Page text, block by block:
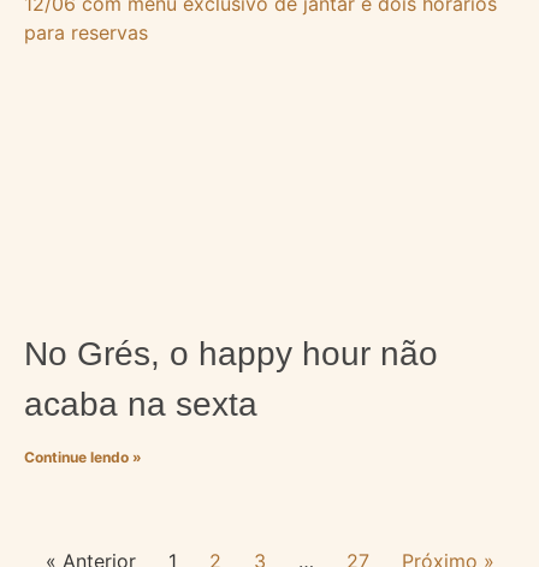
No Grés, o happy hour não
acaba na sexta
Continue lendo »
« Anterior 1 2 3 … 27 Próximo »